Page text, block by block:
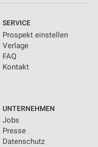
SERVICE
Prospekt einstellen
Verlage
FAQ
Kontakt
UNTERNEHMEN
Jobs
Presse
Datenschutz